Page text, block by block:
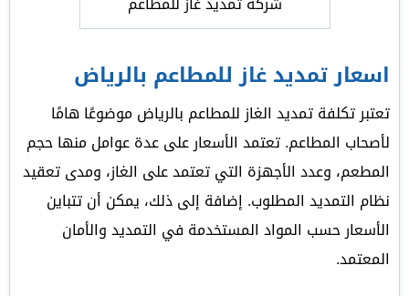
اسعار تمديد غاز للمطاعم بالرياض
تعتبر تكلفة تمديد الغاز للمطاعم بالرياض موضوعًا هامًا
لأصحاب المطاعم. تعتمد الأسعار على عدة عوامل منها حجم
المطعم، وعدد الأجهزة التي تعتمد على الغاز، ومدى تعقيد
نظام التمديد المطلوب. إضافة إلى ذلك، يمكن أن تتباين
الأسعار حسب المواد المستخدمة في التمديد والأمان
المعتمد.